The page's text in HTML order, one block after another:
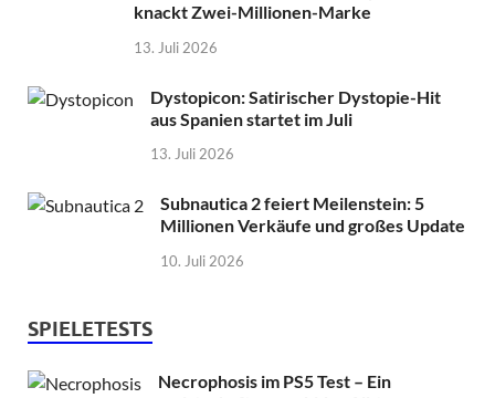
knackt Zwei-Millionen-Marke
13. Juli 2026
Dystopicon: Satirischer Dystopie-Hit
aus Spanien startet im Juli
13. Juli 2026
Subnautica 2 feiert Meilenstein: 5
Millionen Verkäufe und großes Update
10. Juli 2026
SPIELETESTS
Necrophosis im PS5 Test – Ein